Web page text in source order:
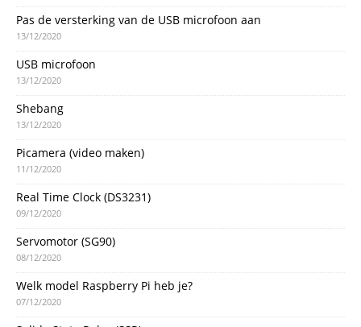
Pas de versterking van de USB microfoon aan
13/12/2020
USB microfoon
13/12/2020
Shebang
13/12/2020
Picamera (video maken)
11/12/2020
Real Time Clock (DS3231)
09/12/2020
Servomotor (SG90)
08/12/2020
Welk model Raspberry Pi heb je?
07/12/2020